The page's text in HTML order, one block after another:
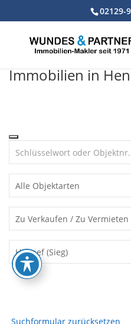
02129-
Immobilien in
Suchformular zurücksetzen